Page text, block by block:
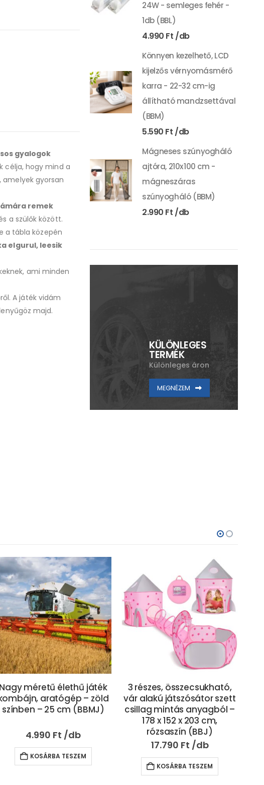
gyalogok
célja, hogy mind a
amelyek gyorsan
remek
a szülők között.
a tábla közepén
elgurul, leesik
ami minden
A játék vidám
majd.
24W - semleges fehér -
1db (BBL)
4.990 Ft
Könnyen kezelhető, LCD
kijelzős vérnyomásmérő
karra - 22-32 cm-ig
állítható mandzsettával
(BBM)
5.590 Ft
Mágneses szúnyogháló
ajtóra, 210x100 cm -
mágneszáras
szúnyogháló (BBM)
2.990 Ft
KÜLÖNLEGES
TERMÉK
Különleges áron
MEGNÉZEM
3 részes, összecsukható,
alakú játszósátor szett
csillag mintás anyagból –
rózsaszín (BBJ)
17.790Ft
KOSÁRBA TESZEM
Nagy méretű plüss
unikornis – pihe-puha
rózsaszín egyszarvú – 40
cm (BBJ) (BBE)
4.690Ft
KOSÁRBA TESZEM